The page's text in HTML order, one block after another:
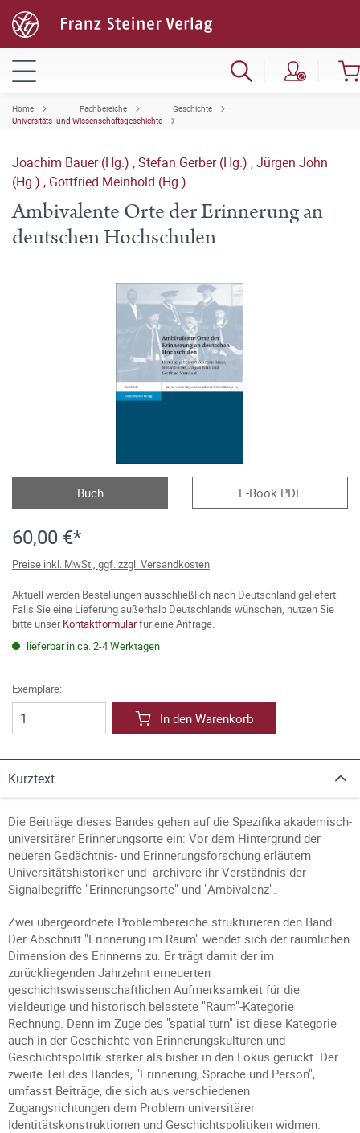
Home Fachbereiche
Geschichte
Universitäts- und Wissenschaftsgeschichte
Joachim Bauer (Hg.) ,Stefan Gerber (Hg.) ,Jürgen John
(Hg.) , Gottfried Meinhold (Hg.)
Ambivalente Orte der Erinnerung an
deutschen Hochschulen
Buch E-Book PDF
60,00 €*
Preise inkl. MwSt., ggf. zzgl. Versandkosten
Aktuell werden Bestellungen ausschließlich nach Deutschland geliefert.
Falls Sie eine Lieferung außerhalb Deutschlands wünschen, nutzen Sie
bitte unserKontaktformularfür eine Anfrage.
lieferbar in ca. 2-4 Werktagen
Exemplare:
In den Warenkorb
Kurztext
Die Beiträge dieses Bandes gehen auf die Spezifika akademisch-
universitärer Erinnerungsorte ein: Vor dem Hintergrund der
neueren Gedächtnis- und Erinnerungsforschung erläutern
Universitätshistoriker und -archivare ihr Verständnis der
Signalbegriffe "Erinnerungsorte" und "Ambivalenz".
Zwei übergeordnete Problembereiche strukturieren den Band:
Der Abschnitt "Erinnerung im Raum" wendet sich der räumlichen
Dimension des Erinnerns zu. Er trägt damit der im
zurückliegenden Jahrzehnt erneuerten
geschichtswissenschaftlichen Aufmerksamkeit für die
vieldeutige und historisch belastete "Raum"-Kategorie
Rechnung. Denn im Zuge des "spatial turn" ist diese Kategorie
auch in der Geschichte von Erinnerungskulturen und
Geschichtspolitik stärker als bisher in den Fokus gerückt. Der
zweite Teil des Bandes, "Erinnerung, Sprache und Person",
umfasst Beiträge, die sich aus verschiedenen
Zugangsrichtungen dem Problem universitärer
Identitätskonstruktionen und Geschichtspolitiken widmen.